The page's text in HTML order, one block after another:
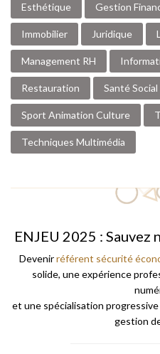
Esthétique Gestion
Immobilier Juridique
Management RH
Restauration Santé Social
Sport Animation Culture
Techniques Multimédia
ENJEU 2025 :
Devenirréférent sécurité
solide, une expérience
et une spécialisation
gestion